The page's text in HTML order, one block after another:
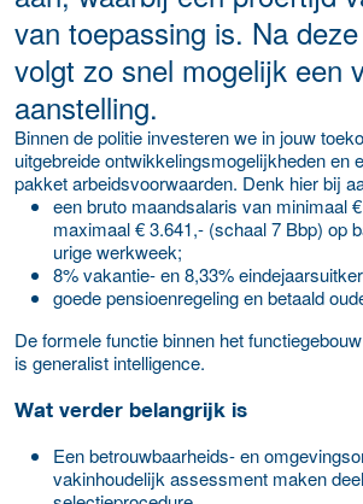
van toepassing is. Na
volgt zo snel mogelijk een
aanstelling.
Binnen de politie investeren we in jouw
uitgebreide ontwikkelingsmogelijkheden en
pakket arbeidsvoorwaarden. Denk hier bij
een bruto maandsalaris van minimaal
maximaal € 3.641,- (schaal 7 Bbp) op
urige werkweek;
8% vakantie- en 8,33%
goede pensioenregeling en betaald
De formele functie binnen het
is generalist intelligence.
Wat verder belangrijk is
Een betrouwbaarheids- en
vakinhoudelijk assessment maken